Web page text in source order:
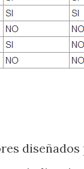
diseñados